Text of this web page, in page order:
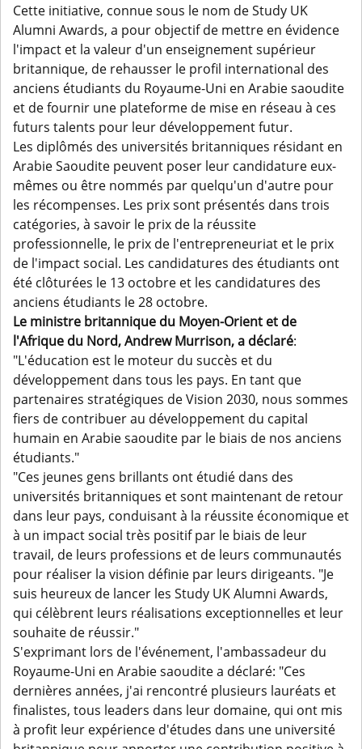
Cette initiative, connue sous le nom de Study UK
Alumni Awards, a pour objectif de mettre en évidence
l'impact et la valeur d'un enseignement supérieur
britannique, de rehausser le profil international des
anciens étudiants du Royaume-Uni en Arabie saoudite
et de fournir une plateforme de mise en réseau à ces
futurs talents pour leur développement futur.
Les diplômés des universités britanniques résidant en
Arabie Saoudite peuvent poser leur candidature eux-
mêmes ou être nommés par quelqu'un d'autre pour
les récompenses. Les prix sont présentés dans trois
catégories, à savoir le prix de la réussite
professionnelle, le prix de l'entrepreneuriat et le prix
de l'impact social. Les candidatures des étudiants ont
été clôturées le 13 octobre et les candidatures des
anciens étudiants le 28 octobre.
Le ministre britannique du Moyen-Orient et de
l'Afrique du Nord, Andrew Murrison, a déclaré:
"L'éducation est le moteur du succès et du
développement dans tous les pays. En tant que
partenaires stratégiques de Vision 2030, nous sommes
fiers de contribuer au développement du capital
humain en Arabie saoudite par le biais de nos anciens
étudiants."
"Ces jeunes gens brillants ont étudié dans des
universités britanniques et sont maintenant de retour
dans leur pays, conduisant à la réussite économique et
à un impact social très positif par le biais de leur
travail, de leurs professions et de leurs communautés
pour réaliser la vision définie par leurs dirigeants. "Je
suis heureux de lancer les Study UK Alumni Awards,
qui célèbrent leurs réalisations exceptionnelles et leur
souhaite de réussir."
S'exprimant lors de l'événement, l'ambassadeur du
Royaume-Uni en Arabie saoudite a déclaré: "Ces
dernières années, j'ai rencontré plusieurs lauréats et
finalistes, tous leaders dans leur domaine, qui ont mis
à profit leur expérience d'études dans une université